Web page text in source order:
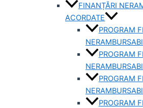
FINANȚĂRI
ACORDATE
PROGRAM
PROGRAM
PROGRAM
PROGRAM